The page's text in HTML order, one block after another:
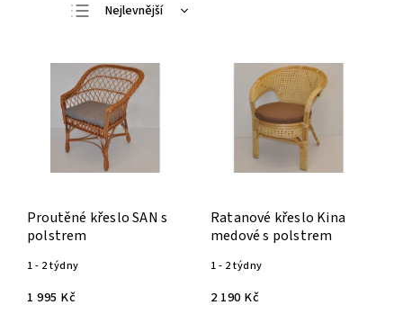
Nejlevnější
Nejprodávanější
Abecedně
Proutěné křeslo SAN s
polstrem
1 - 2 týdny
1 995 Kč
Ratanové křeslo Kina
medové s polstrem
1 - 2 týdny
2 190 Kč